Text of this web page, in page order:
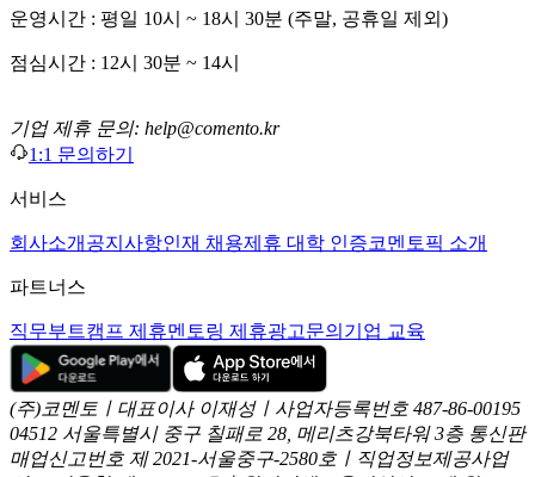
운영시간 : 평일 10시 ~ 18시 30분 (주말, 공휴일 제외)
점심시간 : 12시 30분 ~ 14시
기업 제휴 문의: help@comento.kr
1:1 문의하기
서비스
회사소개 공지사항인재 채용제휴 대학 인증코멘토픽 소개
파트너스
직무부트캠프 제휴멘토링 제휴광고문의 기업 교육
(주)코멘토ㅣ대표이사 이재성ㅣ사업자등록번호 487-86-00195
04512 서울특별시 중구 칠패로 28, 메리츠강북타워 3층 통신판
매업신고번호 제 2021-서울중구-2580호ㅣ직업정보제공사업